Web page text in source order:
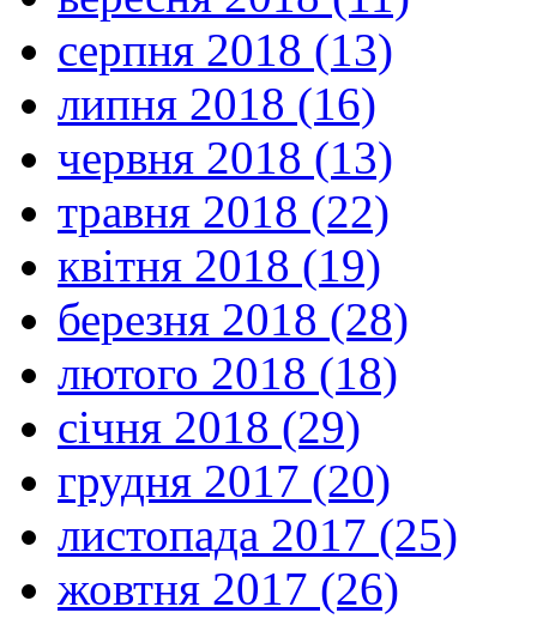
серпня 2018 (13)
липня 2018 (16)
червня 2018 (13)
травня 2018 (22)
квітня 2018 (19)
березня 2018 (28)
лютого 2018 (18)
січня 2018 (29)
грудня 2017 (20)
листопада 2017 (25)
жовтня 2017 (26)